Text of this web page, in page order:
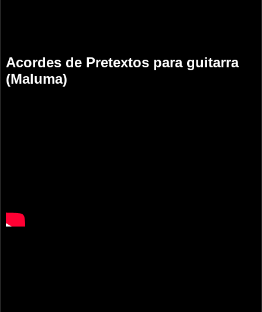
Acordes de Pretextos para guitarra
(Maluma)